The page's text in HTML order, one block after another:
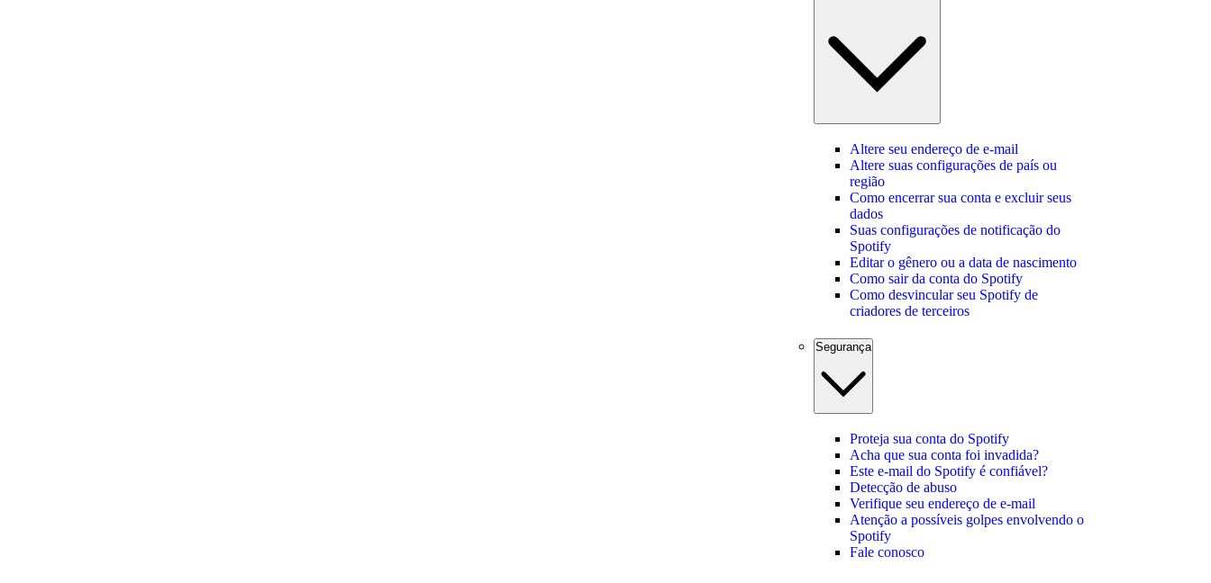
Altere seu endereço de e‑mail
Altere suas configurações de país ou
região
Como encerrar sua conta e excluir seus
dados
Suas configurações de notificação do
Spotify
Editar o gênero ou a data de nascimento
Como sair da conta do Spotify
Como desvincular seu Spotify de
criadores de terceiros
Segurança
Proteja sua conta do Spotify
Acha que sua conta foi invadida?
Este e-mail do Spotify é confiável?
Detecção de abuso
Verifique seu endereço de e-mail
Atenção a possíveis golpes envolvendo o
Spotify
Fale conosco